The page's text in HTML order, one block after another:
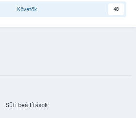
Követők 48
Süti beállítások